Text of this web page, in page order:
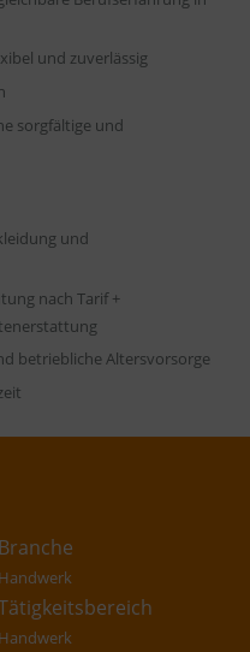
und zuverlässig
sorgfältige und
und
nach Tarif +
betriebliche Altersvorsorge
Branche
Handwerk
Handwerk